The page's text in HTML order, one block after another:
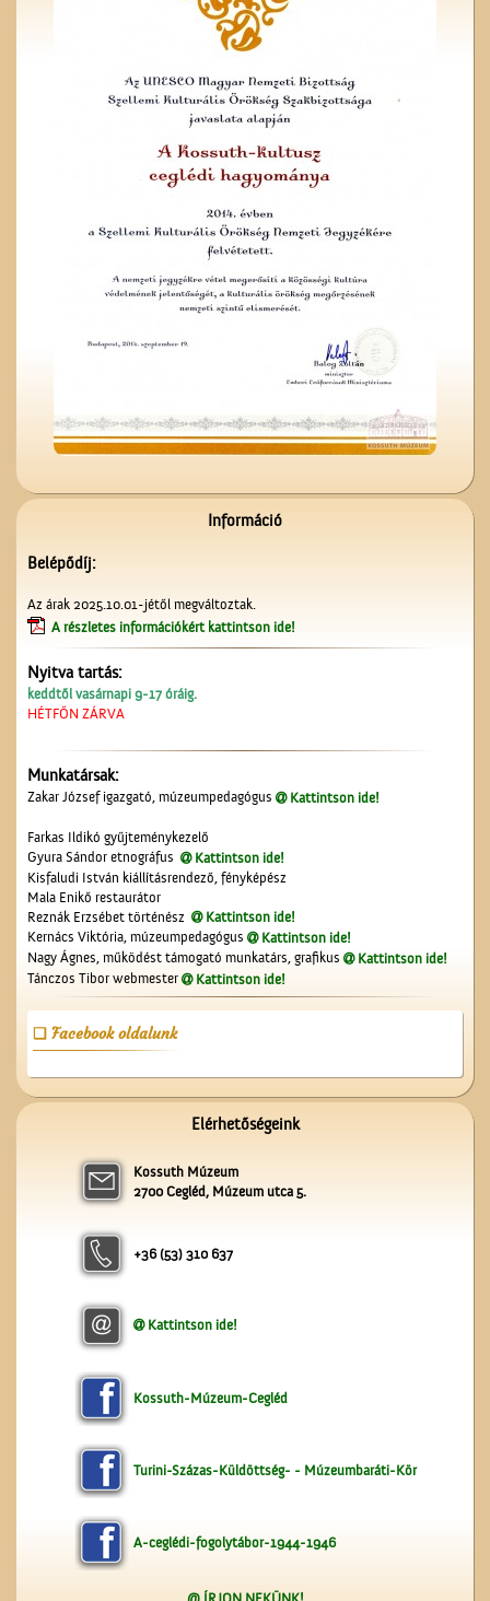
A ceglédi teniszpályák
A Nagytemplom
szerzeménye
A Vasútépítő- és
épülete
Névtábla a dr. Gombos
Lajos utcából
A Népbolt
Szitaárusok a ceglédi
Információ
Belépődíj:
Az árak 2025.10.01-jétől megváltoztak.
A részletes információkért kattintson ide!
Nyitva tartás:
keddtől vasárnapi 9-17 óráig.
HÉTFŐN ZÁRVA
Munkatársak:
Zakar József igazgató, múzeumpedagógus Kattintson ide!
Farkas Ildikó gyűjteménykezelő
Gyura Sándor etnográfus
Kattintson ide!
Kisfaludi István kiállításrendező, fényképész
Mala Enikő restaurátor
Reznák Erzsébet történész
Kattintson ide!
Kernács Viktória, múzeumpedagógus
Kattintson ide!
Nagy Ágnes, működést támogató munkatárs, grafikus
Kattintson ide!
Tánczos Tibor webmester
Kattintson ide!
Facebook oldalunk
Elérhetőségeink
Kossuth Múzeum
2700 Cegléd, Múzeum utca 5.
+36 (53) 310 637
Kattintson ide!
Kossuth-Múzeum-Cegléd
Turini-Százas-Küldöttség- - Múzeumbaráti-Kör
A-ceglédi-fogolytábor-1944-1946